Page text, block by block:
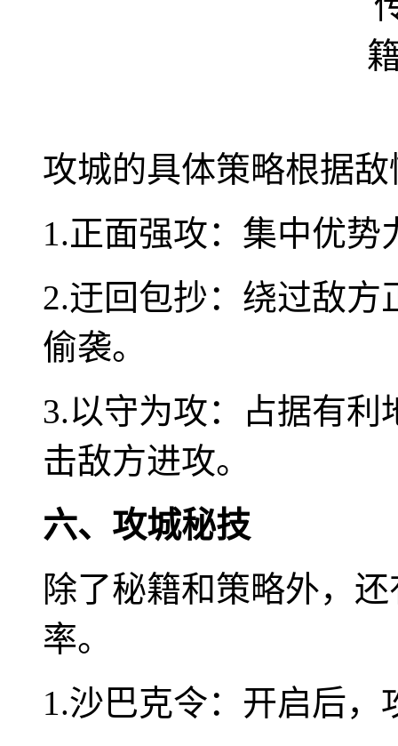
攻城的具体策略根据
1.正面强攻：集中优
2.迂回包抄：绕过敌
偷袭。
3.以守为攻：占据有
击敌方进攻。
六、攻城秘技
除了秘籍和策略外，
率。
1.沙巴克令：开启后